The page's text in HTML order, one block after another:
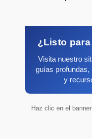
¿Listo
Visita nuestro
guías profundas,
y
Haz clic en el